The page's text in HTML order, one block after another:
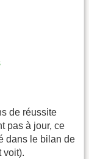
de réussite
pas à jour, ce
dans le bilan de
voit).